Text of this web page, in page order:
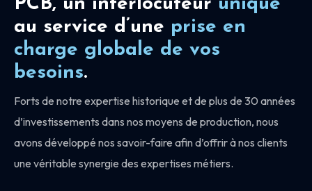
PCB, un interlocuteur unique
au service d’une prise en
charge globale de vos
besoins.
Forts de notre expertise historique et de plus de 30 années
d’investissements dans nos moyens de production, nous
avons développé nos savoir-faire afin d’offrir à nos clients
une véritable synergie des expertises métiers.